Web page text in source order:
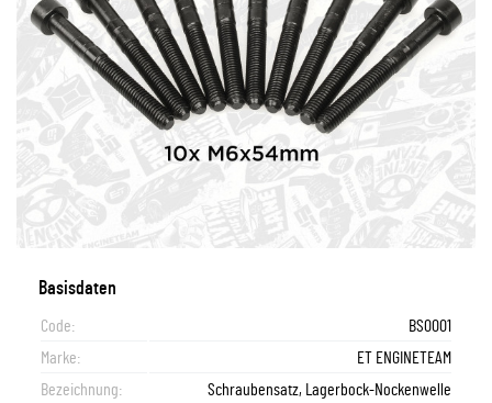
Basisdaten
Code:
BS0001
Marke:
ET ENGINETEAM
Bezeichnung:
Schraubensatz, Lagerbock-Nockenwelle